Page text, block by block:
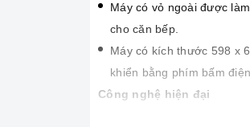
Máy có vỏ ngoài được
cho căn bếp.
Máy có kích thước 598 x
khiển bằng phím bấm
Công nghệ hiện đại